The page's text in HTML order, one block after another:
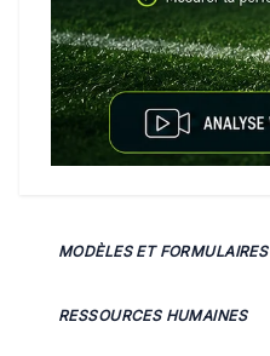
MODÈLES ET FORMULAIRES
RESSOURCES HUMAINES